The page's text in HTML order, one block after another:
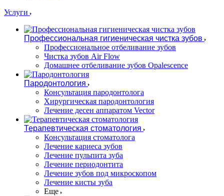
Услуги
Профессиональная гигиеническая чистка зубов
Профессиональное отбеливание зубов
Чистка зубов Air Flow
Домашнее отбеливание зубов Opalescence
Пародонтология
Консультация пародонтолога
Хирургическая пародонтология
Лечение десен аппаратом Vector
Терапевтическая стоматология
Консультация стоматолога
Лечение кариеса зубов
Лечение пульпита зуба
Лечение периодонтита
Лечение зубов под микроскопом
Лечение кисты зуба
Еще